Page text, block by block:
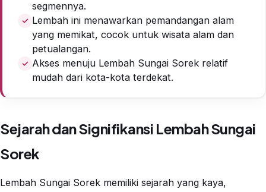
segmennya.
Lembah ini menawarkan pemandangan alam
yang memikat, cocok untuk wisata alam dan
petualangan.
Akses menuju Lembah Sungai Sorek relatif
mudah dari kota-kota terdekat.
Sejarah dan Signifikansi Lembah Sungai
Sorek
Lembah Sungai Sorek memiliki sejarah yang kaya,